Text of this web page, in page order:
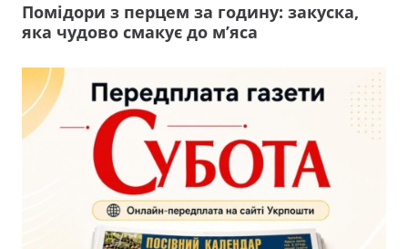
Помідори з перцем за годину: закуска,
яка чудово смакує до м’яса